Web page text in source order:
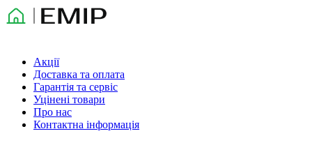
Акції
Доставка та оплата
Гарантія та сервіс
Уцінені товари
Про нас
Контактна інформація